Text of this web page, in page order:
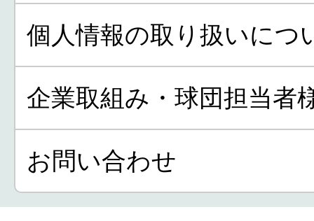
個人情報の取り扱いにつ
企業取組み・球団担当者
お問い合わせ